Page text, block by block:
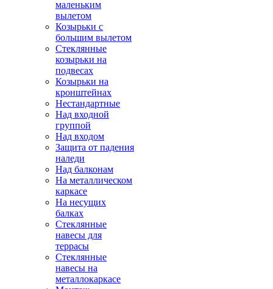
маленьким
вылетом
Козырьки с
большим вылетом
Стеклянные
козырьки на
подвесах
Козырьки на
кронштейнах
Нестандартные
Над входной
группой
Над входом
Защита от падения
наледи
Над балконам
На металлическом
каркасе
На несущих
балках
Стеклянные
навесы для
террасы
Стеклянные
навесы на
металлокаркасе